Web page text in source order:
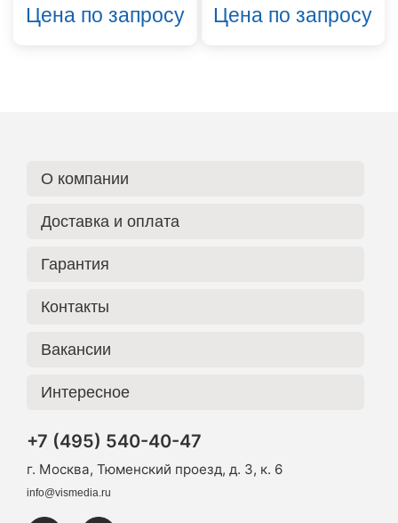
Цена по запросу Цена по запросу
О компании
Доставка и оплата
Гарантия
Контакты
Вакансии
Интересное
+7 (495) 540-40-47
г. Москва, Тюменский проезд, д. 3, к. 6
info@vismedia.ru